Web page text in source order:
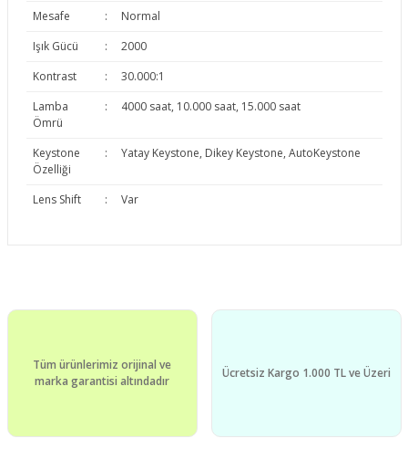
Mesafe
:
Normal
Işık Gücü
:
2000
Kontrast
:
30.000:1
Lamba
Ömrü
: 4000 saat, 10.000 saat, 15.000 saat
Keystone
Özelliği
: Yatay Keystone, Dikey Keystone, AutoKeystone
Lens Shift : Var
Ürün resmi kalitesiz, bozuk veya görüntülenemiyor.
Tüm ürünlerimiz orijinal ve
marka garantisi altındadır
Ücretsiz Kargo 1.000 TL ve Üzeri